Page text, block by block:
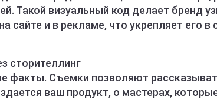
Такой визуальный код делает бренд
сайте и в рекламе, что укрепляет его в
сторителлинг
факты. Съемки позволяют
ваш продукт, о мастерах,